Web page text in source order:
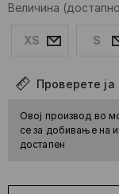
Величина
XS S
Проверете ја
Овој производ во
се за добивање на
достапен